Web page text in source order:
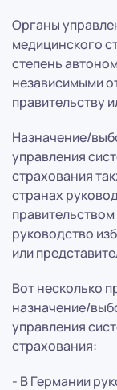
Органы
медицинского
степень
независимыми
правительству
Назначение/
управления
страхования
странах
руководство
или
Вот несколько
назначение/
управления
страхования:
- В Германии